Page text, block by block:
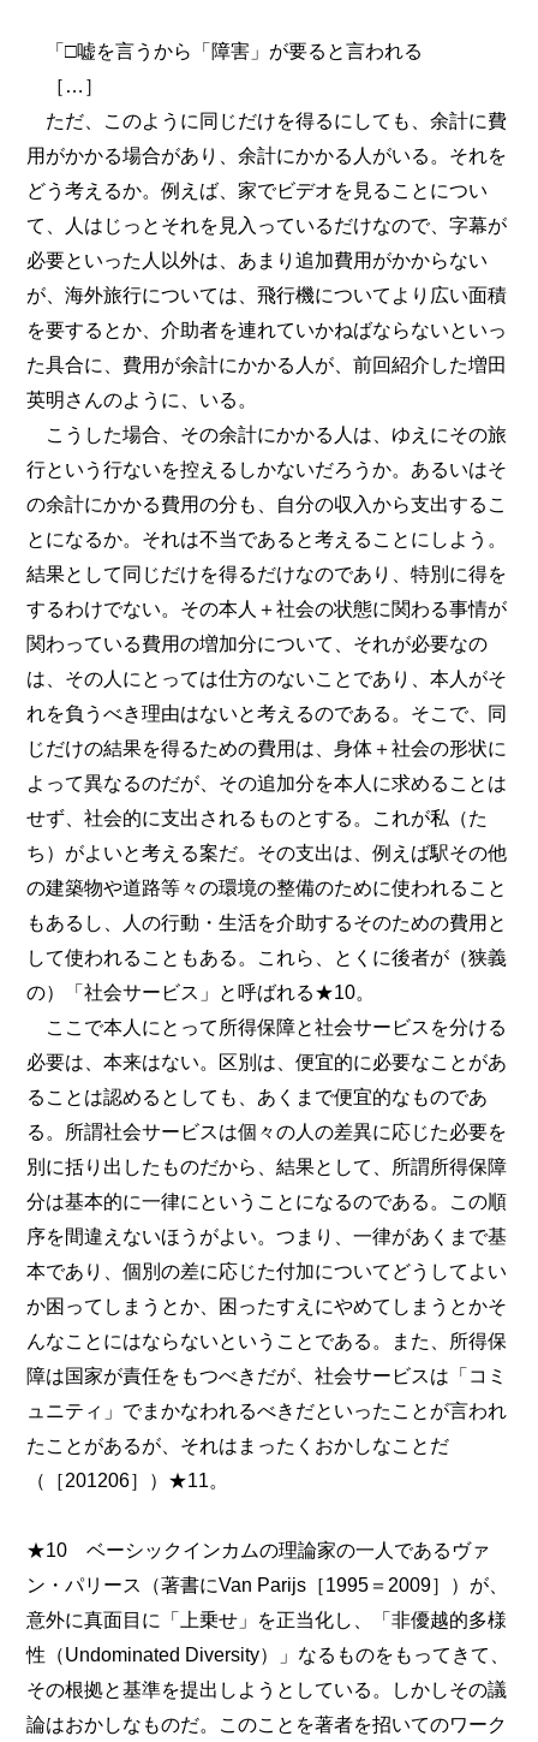
「□嘘を言うから「障害」が要ると言われる
［…］
ただ、このように同じだけを得るにしても、余計に費
用がかかる場合があり、余計にかかる人がいる。それを
どう考えるか。例えば、家でビデオを見ることについ
て、人はじっとそれを見入っているだけなので、字幕が
必要といった人以外は、あまり追加費用がかからない
が、海外旅行については、飛行機についてより広い面積
を要するとか、介助者を連れていかねばならないといっ
た具合に、費用が余計にかかる人が、前回紹介した増田
英明さんのように、いる。
こうした場合、その余計にかかる人は、ゆえにその旅
行という行ないを控えるしかないだろうか。あるいはそ
の余計にかかる費用の分も、自分の収入から支出するこ
とになるか。それは不当であると考えることにしよう。
結果として同じだけを得るだけなのであり、特別に得を
するわけでない。その本人＋社会の状態に関わる事情が
関わっている費用の増加分について、それが必要なの
は、その人にとっては仕方のないことであり、本人がそ
れを負うべき理由はないと考えるのである。そこで、同
じだけの結果を得るための費用は、身体＋社会の形状に
よって異なるのだが、その追加分を本人に求めることは
せず、社会的に支出されるものとする。これが私（た
ち）がよいと考える案だ。その支出は、例えば駅その他
の建築物や道路等々の環境の整備のために使われること
もあるし、人の行動・生活を介助するそのための費用と
して使われることもある。これら、とくに後者が（狭義
の）「社会サービス」と呼ばれる★10。
ここで本人にとって所得保障と社会サービスを分ける
必要は、本来はない。区別は、便宜的に必要なことがあ
ることは認めるとしても、あくまで便宜的なものであ
る。所謂社会サービスは個々の人の差異に応じた必要を
別に括り出したものだから、結果として、所謂所得保障
分は基本的に一律にということになるのである。この順
序を間違えないほうがよい。つまり、一律があくまで基
本であり、個別の差に応じた付加についてどうしてよい
か困ってしまうとか、困ったすえにやめてしまうとかそ
んなことにはならないということである。また、所得保
障は国家が責任をもつべきだが、社会サービスは「コミ
ュニティ」でまかなわれるべきだといったことが言われ
たことがあるが、それはまったくおかしなことだ
（［201206］）★11。
★10 ベーシックインカムの理論家の一人であるヴァ
ン・パリース（著書にVan Parijs［1995＝2009］）が、
意外に真面目に「上乗せ」を正当化し、「非優越的多様
性（Undominated Diversity）」なるものをもってきて、
その根拠と基準を提出しようとしている。しかしその議
論はおかしなものだ。このことを著者を招いてのワーク